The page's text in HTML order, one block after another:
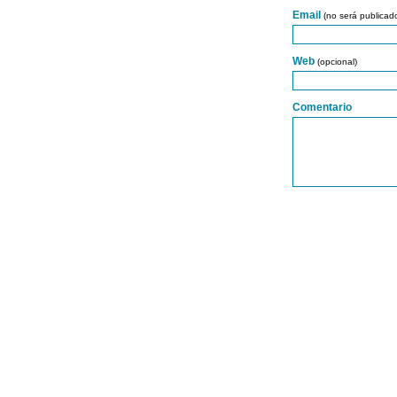
Email (no será
Web (opcional)
Comentario